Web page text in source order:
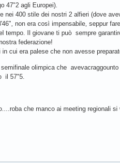
47"2 agli Europei).
400 stile dei nostri 2 alfieri (dove
non era così impensabile, seppur
tempo. Il giovane ti può sempre
federazione!
cui era palese che non avesse
olimpica che
il 57"5.
che manco ai meeting regionali